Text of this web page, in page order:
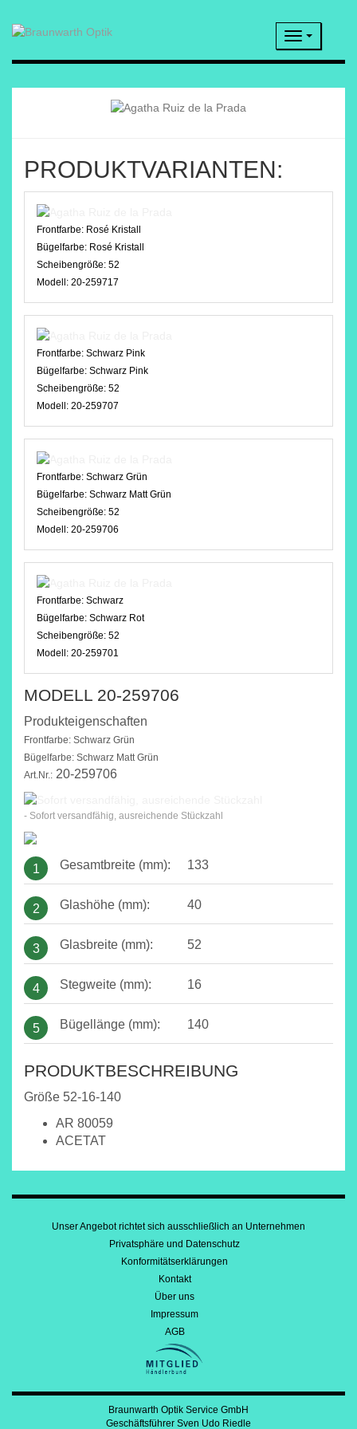
PRODUKTVARIANTEN:
Frontfarbe: Rosé Kristall
Bügelfarbe: Rosé Kristall
Scheibengröße: 52
Modell: 20-259717
Frontfarbe: Schwarz Pink
Bügelfarbe: Schwarz Pink
Scheibengröße: 52
Modell: 20-259707
Frontfarbe: Schwarz Grün
Bügelfarbe: Schwarz Matt Grün
Scheibengröße: 52
Modell: 20-259706
Frontfarbe: Schwarz
Bügelfarbe: Schwarz Rot
Scheibengröße: 52
Modell: 20-259701
MODELL 20-259706
Produkteigenschaften
Frontfarbe: Schwarz Grün
Bügelfarbe: Schwarz Matt Grün
Art.Nr.: 20-259706
- Sofort versandfähig, ausreichende Stückzahl
1 Gesamtbreite (mm): 133
2 Glashöhe (mm): 40
3 Glasbreite (mm): 52
4 Stegweite (mm): 16
5 Bügellänge (mm): 140
PRODUKTBESCHREIBUNG
Größe 52-16-140
AR 80059
ACETAT
Unser Angebot richtet sich ausschließlich an Unternehmen
Privatsphäre und Datenschutz
Konformitätserklärungen
Kontakt
Über uns
Impressum
AGB
Braunwarth Optik Service GmbH
Geschäftsführer Sven Udo Riedle